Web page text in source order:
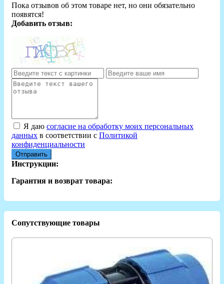
Пока отзывов об этом товаре нет, но они обязательно
появятся!
Добавить отзыв:
Я даю согласие на обработку моих персональных
данных в соответствии с Политикой
конфиденциальности
Отправить
Инструкции:
Гарантия и возврат товара:
Сопутствующие товары